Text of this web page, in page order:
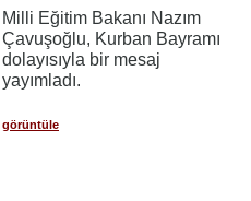
Milli Eğitim Bakanı Nazım
Çavuşoğlu, Kurban Bayramı
dolayısıyla bir mesaj
yayımladı.
görüntüle